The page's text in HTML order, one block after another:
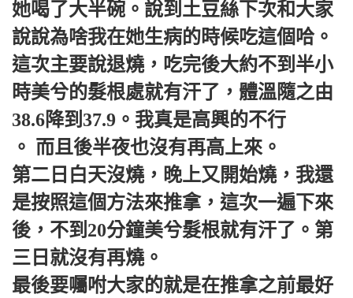
她喝了大半碗。說到土豆絲下次和大家
說說為啥我在她生病的時候吃這個哈。
這次主要說退燒，吃完後大約不到半小
時美兮的髮根處就有汗了，體溫隨之由
38.6降到37.9。我真是高興的不行
。 而且後半夜也沒有再高上來。
第二日白天沒燒，晚上又開始燒，我還
是按照這個方法來推拿，這次一遍下來
後，不到20分鐘美兮髮根就有汗了。第
三日就沒有再燒。
最後要囑咐大家的就是在推拿之前最好